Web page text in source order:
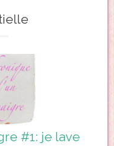
#1: je lave